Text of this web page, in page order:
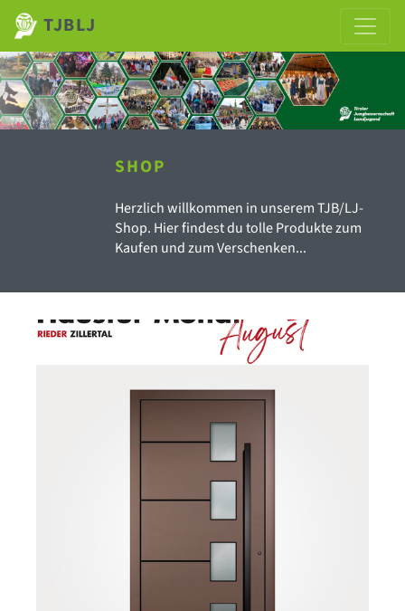
TJBLJ
SHOP
Herzlich willkommen in unserem TJB/LJ-
Shop. Hier findest du tolle Produkte zum
Kaufen und zum Verschenken...